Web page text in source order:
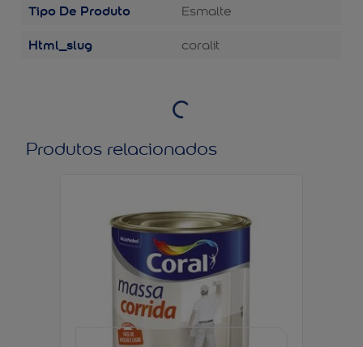
Tipo De Produto Esmalte
Html_slug coralit
Produtos relacionados